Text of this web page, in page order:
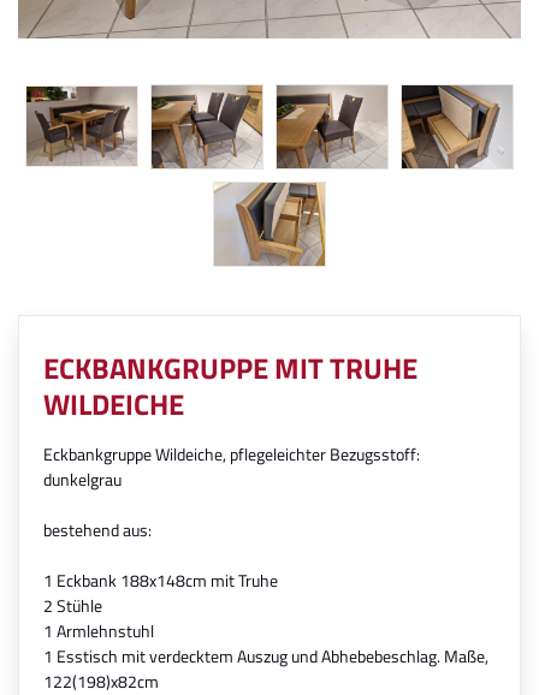
ECKBANKGRUPPE MIT TRUHE
WILDEICHE
Eckbankgruppe Wildeiche, pflegeleichter Bezugsstoff:
dunkelgrau
bestehend aus:
1 Eckbank 188x148cm mit Truhe
2 Stühle
1 Armlehnstuhl
1 Esstisch mit verdecktem Auszug und Abhebebeschlag. Maße,
122(198)x82cm